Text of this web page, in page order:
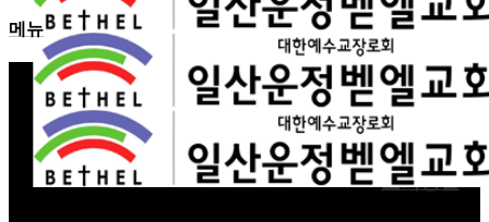
홈
교회소개
예배
교회생활
메뉴